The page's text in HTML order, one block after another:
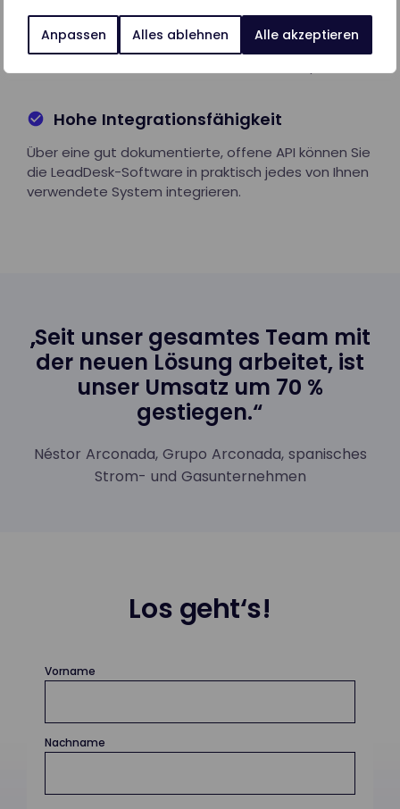
Anpassen Alles ablehnen Alle akzeptieren
Vollständig anpassbar
Alle Abteilungen und Mitarbeitern können die
Hohe Integrationsfähigkeit
Über eine gut dokumentierte, offene API können Sie
die LeadDesk-Software in praktisch jedes von Ihnen
verwendete System integrieren.
„Seit unser gesamtes Team mit
der neuen Lösung arbeitet, ist
unser Umsatz um 70 %
gestiegen.“
Néstor Arconada, Grupo Arconada, spanisches
Strom- und Gasunternehmen
Los geht‘s!
Vorname
Nachname